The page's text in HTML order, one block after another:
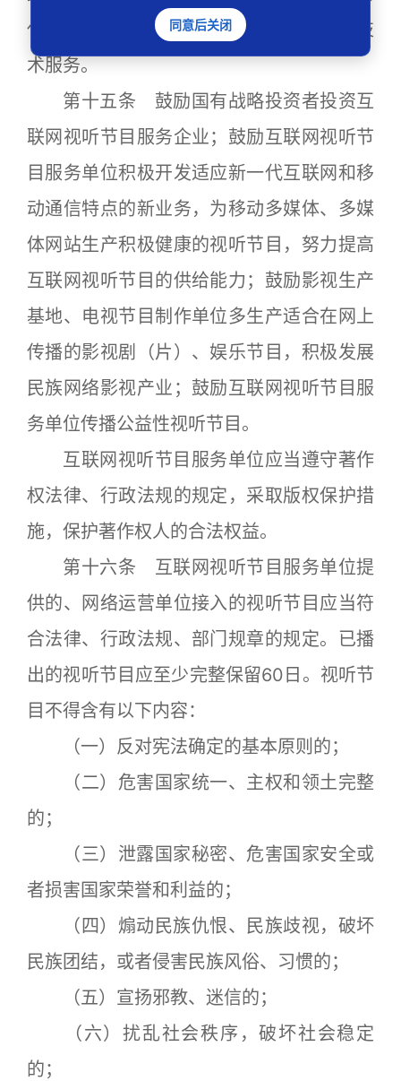
代收费及信号传输、服务器托管等金融和技
术服务。
第十五条 鼓励国有战略投资者投资互
联网视听节目服务企业；鼓励互联网视听节
目服务单位积极开发适应新一代互联网和移
动通信特点的新业务，为移动多媒体、多媒
体网站生产积极健康的视听节目，努力提高
互联网视听节目的供给能力；鼓励影视生产
基地、电视节目制作单位多生产适合在网上
传播的影视剧（片）、娱乐节目，积极发展
民族网络影视产业；鼓励互联网视听节目服
务单位传播公益性视听节目。
互联网视听节目服务单位应当遵守著作
权法律、行政法规的规定，采取版权保护措
施，保护著作权人的合法权益。
第十六条 互联网视听节目服务单位提
供的、网络运营单位接入的视听节目应当符
合法律、行政法规、部门规章的规定。已播
出的视听节目应至少完整保留60日。视听节
目不得含有以下内容：
（一）反对宪法确定的基本原则的；
（二）危害国家统一、主权和领土完整
的；
（三）泄露国家秘密、危害国家安全或
者损害国家荣誉和利益的；
（四）煽动民族仇恨、民族歧视，破坏
民族团结，或者侵害民族风俗、习惯的；
（五）宣扬邪教、迷信的；
（六）扰乱社会秩序，破坏社会稳定
的；
同意后关闭